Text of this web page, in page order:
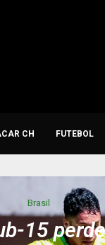
CH FUTEBOL
Brasil
15